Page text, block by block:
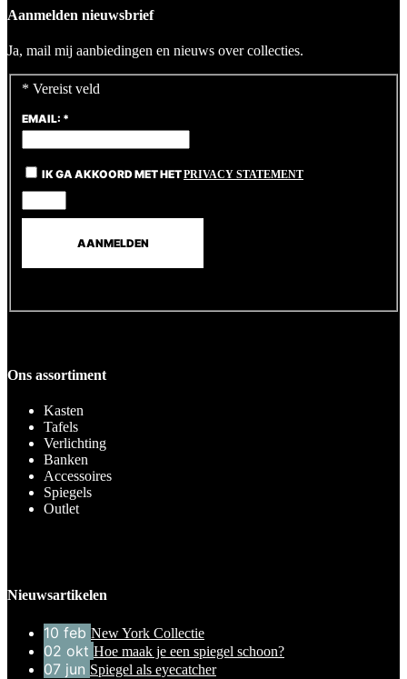
Aanmelden nieuwsbrief
Ja, mail mij aanbiedingen en nieuws over collecties.
* Vereist veld
EMAIL: *
IK GA AKKOORD MET HETPRIVACY STATEMENT
Ons assortiment
Kasten
Tafels
Verlichting
Banken
Accessoires
Spiegels
Outlet
Nieuwsartikelen
10 feb New York Collectie
02 okt Hoe maak je een spiegel schoon?
07 jun Spiegel als eyecatcher